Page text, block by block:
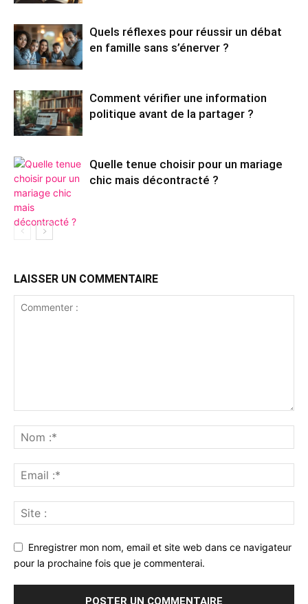
Quels réflexes pour réussir un débat
en famille sans s’énerver ?
Comment vérifier une information
politique avant de la partager ?
Quelle tenue choisir pour un mariage
chic mais décontracté ?
LAISSER UN COMMENTAIRE
Enregistrer mon nom, email et site web dans ce navigateur
pour la prochaine fois que je commenterai.